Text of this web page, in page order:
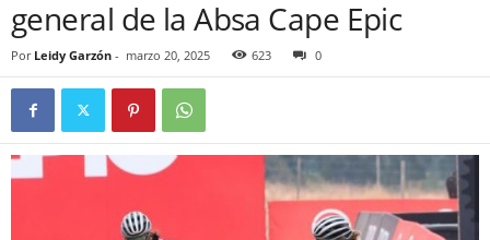
general de la Absa Cape Epic
Por Leidy Garzón - marzo 20, 2025 623 0